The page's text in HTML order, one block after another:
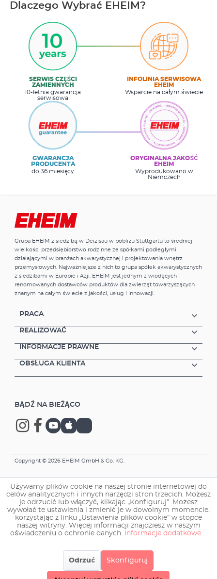
Dlaczego Wybrać EHEIM?
SERWIS CZĘŚCI
ZAMIENNYCH
10-letnia gwarancja
serwisowa
INFOLINIA SERWISOWA
EHEIM
Wsparcie na całym świecie
GWARANCJA
PRODUCENTA
do 36 miesięcy
ORYGINALNA JAKOŚĆ
EHEIM
Wyprodukowano w
Niemczech
Grupa EHEIM z siedzibą w Deizisau w pobliżu Stuttgartu to średniej
wielkości przedsiębiorstwo rodzinne ze spółkami podległymi
działającymi w branżach akwarystycznej i projektowania wnętrz
przemysłowych. Najważniejsze z nich to grupa spółek akwarystycznych
z siedzibami w Europie i Azji. EHEIM jest jednym z wiodących
renomowanych dostawców produktów dla zwierząt towarzyszących
znanym na całym świecie z jakości, usług i innowacji.
PRACA
REALIZOWAĆ
INFORMACJE PRAWNE
OBSŁUGA KLIENTA
BĄDŹ NA BIEŻĄCO
Copyright © 2026 EHEIM GmbH & Co. KG.
Używamy plików cookie na naszej stronie internetowej do
celów analitycznych i innych narzędzi stron trzecich. Możesz
je odrzucić lub włączyć, klikając „Konfiguruj”. Możesz
wywołać te ustawienia i zmienić je w dowolnym momencie,
korzystając z linku „Ustawienia plików cookie” w stopce
naszej witryny. Więcej informacji znajdziesz w naszym
oświadczeniu o ochronie danych.
Informacje dodatkowe ...
Odrzuć Skonfiguruj